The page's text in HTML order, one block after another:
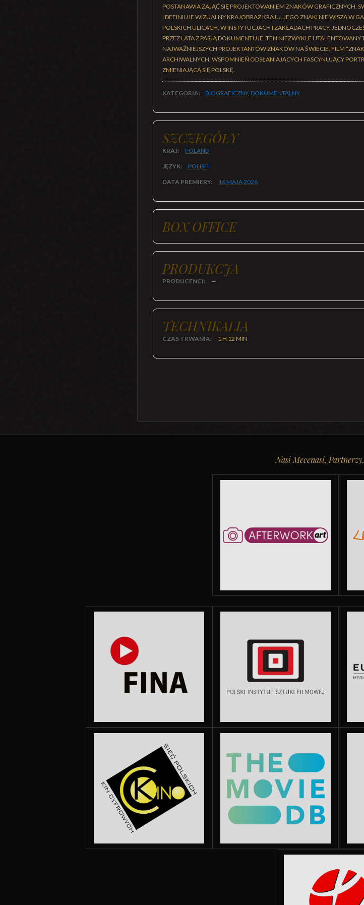
POSTANAWIA ZAJĄĆ SIĘ PROJEKTOWANIEM ZNAKÓW GRAFICZNYCH.
I DEFINIUJE WIZUALNY KRAJOBRAZ KRAJU. JEGO ZNAKI NIE WISZĄ W
POLSKICH ULICACH, W INSTYTUCJACH I ZAKŁADACH PRACY.
PRZEZ LATA Z PASJĄ DOKUMENTUJE. TEN NIEZWYKLE
NAJWAŻNIEJSZYCH PROJEKTANTÓW ZNAKÓW NA ŚWIECIE. FILM
ARCHIWALNYCH, WSPOMNIEŃ ODSŁANIAJĄCYCH FASCYNUJĄCY
ZMIENIAJĄCĄ SIĘ POLSKĘ.
KATEGORIA: BIOGRAFICZNY, DOKUMENTALNY
SZCZEGÓŁY
KRAJ: POLAND
JĘZYK: POLISH
DATA PREMIERY: 16 MAJA2026
BOX OFFICE
PRODUKCJA
PRODUCENCI: —
TECHNIKALIA
CZAS TRWANIA: 1 H 12 MIN
Nasi Mecenasi,